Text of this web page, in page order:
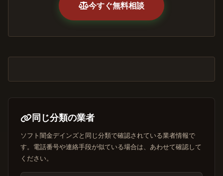
今すぐ無料相談
同じ分類の業者
ソフト闇金デインズと同じ分類で確認されている業者情報で
す。電話番号や連絡手段が似ている場合は、あわせて確認して
ください。